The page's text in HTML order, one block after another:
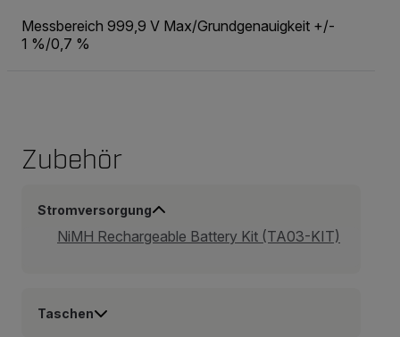
Messbereich 999,9 V Max/Grundgenauigkeit +/-
1 %/0,7 %
Zubehör
Stromversorgung
NiMH Rechargeable Battery Kit (TA03-KIT)
Taschen